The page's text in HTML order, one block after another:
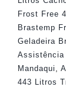
Frost Free
Brastemp
Geladeira
Assistência
Mandaqui
443 Litros